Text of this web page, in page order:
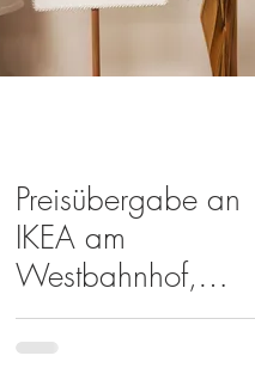
Preisübergabe an
IKEA am
Westbahnhof,
World Prix
Gewinner 2023